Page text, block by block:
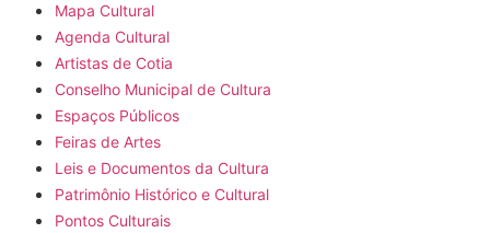
Mapa Cultural
Agenda Cultural
Artistas de Cotia
Conselho Municipal de Cultura
Espaços Públicos
Feiras de Artes
Leis e Documentos da Cultura
Patrimônio Histórico e Cultural
Pontos Culturais